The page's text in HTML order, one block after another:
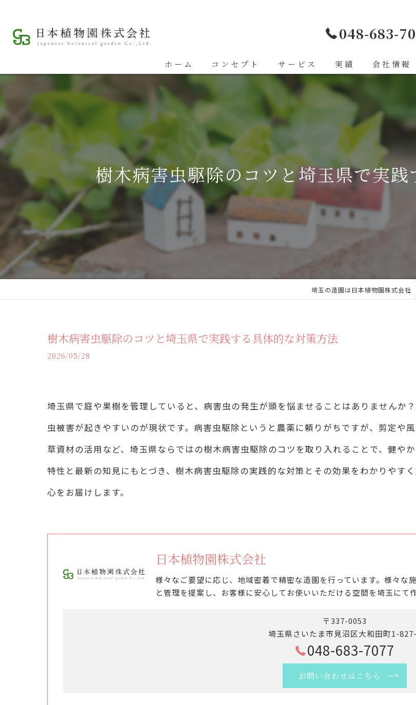
048-683-
ホーム コンセプト
埼玉の造園
埼玉の造園が必要とされる理由
埼玉の造園の業種について
サービス 実績 会社情報
樹木病害虫駆除のコツと埼玉県で実
埼玉の造園は日本植物園株式会社
樹木病害虫駆除のコツと埼玉県で実践する具体的な対策方法
2026/05/28
埼玉県で庭や果樹を管理していると、病害虫の発生が頭を悩ませることはありませんか
虫被害が起きやすいのが現状です。病害虫駆除というと農薬に頼りがちですが、剪定や
草資材の活用など、埼玉県ならではの樹木病害虫駆除のコツを取り入れることで、健や
特性と最新の知見にもとづき、樹木病害虫駆除の実践的な対策とその効果をわかりやす
心をお届けします。
日本植物園株式会社
様々なご要望に応じ、地域密着で精密な造園を行っています。様々な
と管理を提案し、お客様に安心してお使いいただける空間を埼玉にて
〒337-0053
埼玉県さいたま市見沼区大和田町1-
048-683-7077
お問い合わせはこちら